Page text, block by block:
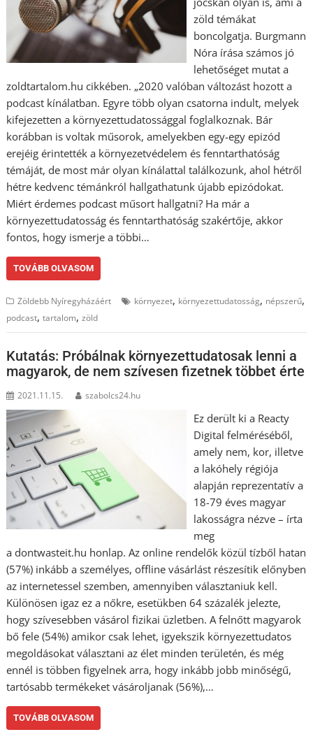
zöld témákat
boncolgatja. Burgmann
Nóra írása számos jó
lehetőséget mutat a
zoldtartalom.hu cikkében. „2020 valóban változást hozott a
podcast kínálatban. Egyre több olyan csatorna indult, melyek
kifejezetten a környezettudatossággal foglalkoznak. Bár
korábban is voltak műsorok, amelyekben egy-egy epizód
erejéig érintették a környezetvédelem és fenntarthatóság
témáját, de most már olyan kínálattal találkozunk, ahol hétről
hétre kedvenc témánkról hallgathatunk újabb epizódokat.
Miért érdemes podcast műsort hallgatni? Ha már a
környezettudatosság és fenntarthatóság szakértője, akkor
fontos, hogy ismerje a többi…
TOVÁBB OLVASOM
Zöldebb Nyíregyházáért környezet, környezettudatosság, népszerű,
podcast,tartalom,zöld
Kutatás: Próbálnak környezettudatosak lenni a
magyarok, de nem szívesen fizetnek többet érte
2021.11.15. szabolcs24.hu
Ez derült ki a Reacty
Digital felméréséből,
amely nem, kor, illetve
a lakóhely régiója
alapján reprezentatív a
18-79 éves magyar
lakosságra nézve – írta
meg
a dontwasteit.hu honlap. Az online rendelők közül tízből hatan
(57%) inkább a személyes, offline vásárlást részesítik előnyben
az internetessel szemben, amennyiben választaniuk kell.
Különösen igaz ez a nőkre, esetükben 64 százalék jelezte,
hogy szívesebben vásárol fizikai üzletben. A felnőtt magyarok
bő fele (54%) amikor csak lehet, igyekszik környezettudatos
megoldásokat választani az élet minden területén, és még
ennél is többen figyelnek arra, hogy inkább jobb minőségű,
tartósabb termékeket vásároljanak (56%),…
TOVÁBB OLVASOM